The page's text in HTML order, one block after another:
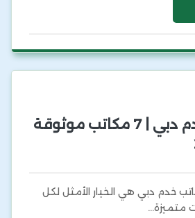
مكاتب خدم دبي | 7 مكاتب موثوقة
خدم دبي هي الخيار الأمثل لكل
متميزة…